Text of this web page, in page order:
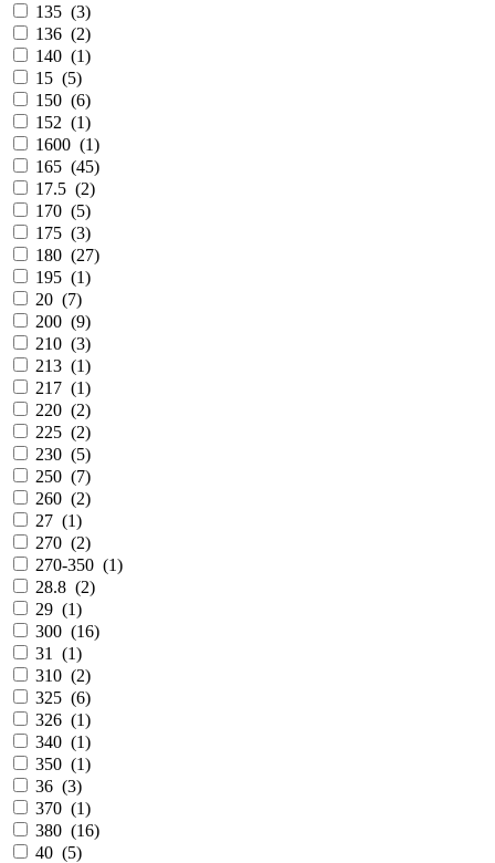
135 (3)
136 (2)
140 (1)
15 (5)
150 (6)
152 (1)
1600 (1)
165 (45)
17.5 (2)
170 (5)
175 (3)
180 (27)
195 (1)
20 (7)
200 (9)
210 (3)
213 (1)
217 (1)
220 (2)
225 (2)
230 (5)
250 (7)
260 (2)
27 (1)
270 (2)
270-350 (1)
28.8 (2)
29 (1)
300 (16)
31
(1)
310 (2)
325 (6)
326 (1)
340 (1)
350 (1)
36 (3)
370 (1)
380 (16)
40 (5)